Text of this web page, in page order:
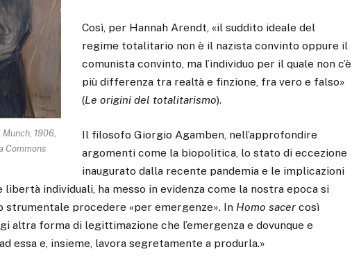
1906,
Commons
Così, per Hannah Arendt, «il suddito ideale del
regime totalitario non è il nazista convinto oppure il
comunista convinto, ma l’individuo per il quale non c’è
più differenza tra realtà e finzione, fra vero e falso»
(Le origini del totalitarismo).
Il filosofo Giorgio Agamben, nell’approfondire
argomenti come la biopolitica, lo stato di eccezione
inaugurato dalla recente pandemia e le implicazioni
individuali, ha messo in evidenza come la nostra epoca si
procedere «per emergenze». In Homo sacer così
altra forma di legittimazione che l’emergenza e dovunque e
essa e, insieme, lavora segretamente a produrla.»